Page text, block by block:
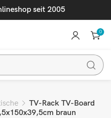
seit 2005
0
TV-Rack TV-Board
braun